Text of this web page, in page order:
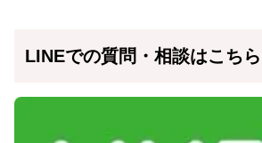
LINEでの質問・相談はこちら